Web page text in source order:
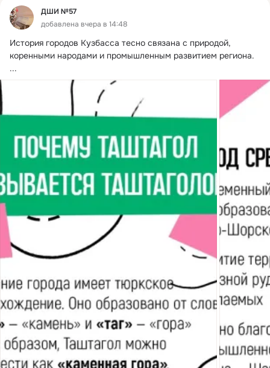
ДШИ №57
добавлена вчера в 14:48
История городов Кузбасса тесно связана с природой,
коренными народами и промышленным развитием региона.
...